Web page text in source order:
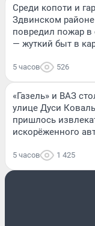
Среди копоти и
Здвинском районе
повредил пожар в
— жуткий быт в
5 часов 526
«Газель» и ВАЗ
улице Дуси
пришлось
искорёженного
5 часов 1 425